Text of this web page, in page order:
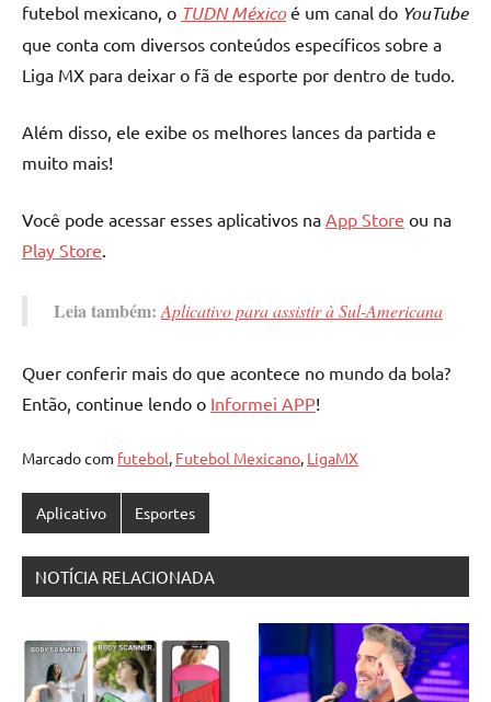
futebol mexicano, o TUDN Méxicoé um canal do YouTube
que conta com diversos conteúdos específicos sobre a
Liga MX para deixar o fã de esporte por dentro de tudo.
Além disso, ele exibe os melhores lances da partida e
muito mais!
Você pode acessar esses aplicativos na App Store ou na
Play Store.
Leia também: Aplicativo para assistir à Sul-Americana
Quer conferir mais do que acontece no mundo da bola?
Então, continue lendo o Informei APP!
Marcado com futebol, Futebol Mexicano, LigaMX
Aplicativo Esportes
NOTÍCIA RELACIONADA